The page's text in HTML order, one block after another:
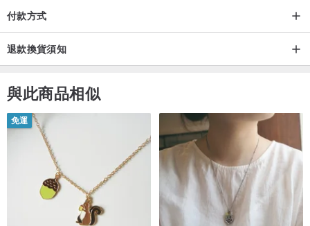
付款方式
退款換貨須知
與此商品相似
免運